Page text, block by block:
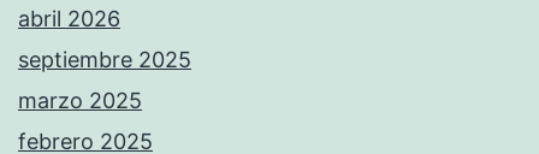
abril 2026
septiembre 2025
marzo 2025
febrero 2025